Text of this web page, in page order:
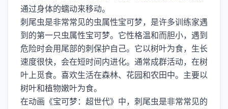
通过身体的蠕动来移动。
刺尾虫是非常常见的虫属性宝可梦，是许多训练家遇
到的第一只虫属性宝可梦。它性格温和而胆小，遇到
危险时会用尾部的刺保护自己。它以树叶为食，生长
速度很快，会在短时间内进化。通常成群活动，在树
叶上觅食。喜欢生活在森林、花园和农田中。主要以
树叶和植物嫩叶为食。
在动画《宝可梦：超世代》中，刺尾虫是非常常见的